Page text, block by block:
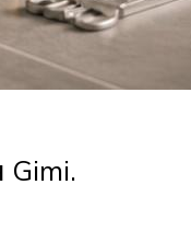
Gimi.